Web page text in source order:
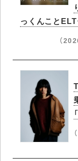
っくんこと
（